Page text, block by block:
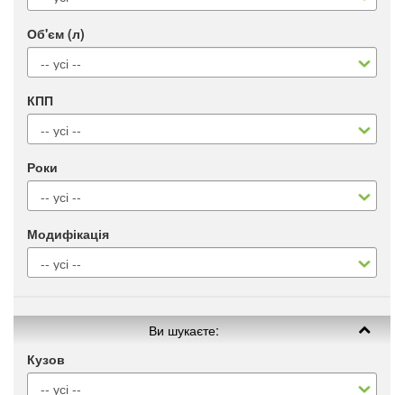
Об'єм (л)
КПП
Роки
Модифікація
Ви шукаєте:
Кузов